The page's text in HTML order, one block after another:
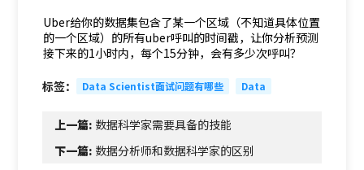
Uber给你的数据集包含了某一个区域（不知道具体位置
的一个区域）的所有uber呼叫的时间戳，让你分析预测
接下来的1小时内，每个15分钟，会有多少次呼叫？
标签： Data Scientist面试问题有哪些 Data
上一篇: 数据科学家需要具备的技能
下一篇: 数据分析师和数据科学家的区别